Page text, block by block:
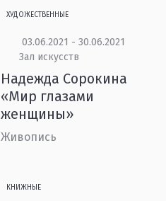
ХУДОЖЕСТВЕННЫЕ
03.06.2021 - 30.06.2021
Зал искусств
Надежда Сорокина
«Мир глазами
женщины»
Живопись
КНИЖНЫЕ